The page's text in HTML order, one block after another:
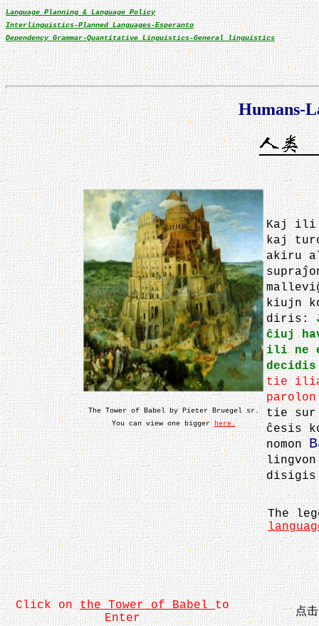
Language Planning & Language Policy
Interlinguistics-Planned Languages-Esperanto
Dependency Grammar-Quantitative Linguistics-General linguistics
Humans-
The Tower of Babel by Pieter Bruegel sr.
You can view one biggerhere.
Kaj ili
kaj
akiru
kiujn
diris:
ĉiuj
ili ne
tie
tie
ĉesis
nomon
The
Click onthe Tower of Babelto
Enter
点